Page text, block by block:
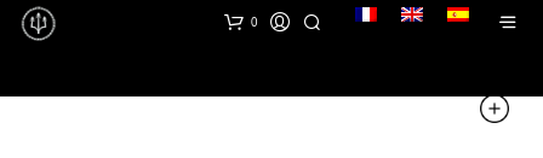
0 lang